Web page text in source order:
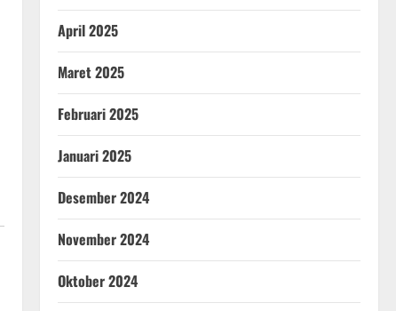
April 2025
Maret 2025
Februari 2025
Januari 2025
Desember 2024
November 2024
Oktober 2024